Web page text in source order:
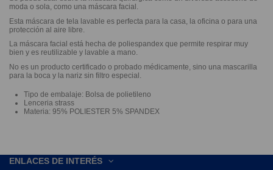
moda o sola, como una máscara facial.
Esta máscara de tela lavable es perfecta para la casa, la oficina o para una
protección al aire libre.
La máscara facial está hecha de poliespandex que permite respirar muy
bien y es reutilizable y lavable a mano.
No es un producto certificado o probado médicamente, sino una mascarilla
para la boca y la nariz sin filtro especial.
Tipo de embalaje: Bolsa de polietileno
Lenceria strass
Materia: 95% POLIESTER 5% SPANDEX
ENLACES DE INTERÉS